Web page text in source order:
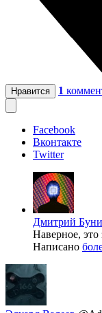
Нравится 1
Facebook
Вконтакте
Twitter
Дмитрий
Наверное, это
Написано